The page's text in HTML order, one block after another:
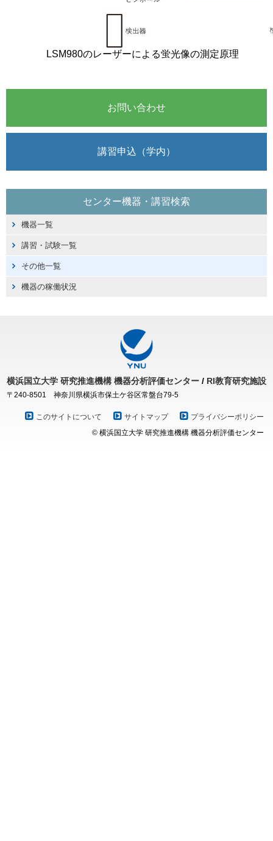
LSM980のレーザーによる蛍光像の測定原理
お問い合わせ
講習申込（学内）
センター機器・講習検索
機器一覧
講習・試験一覧
その他一覧
機器の稼働状況
横浜国立大学 研究推進機構 機器分析評価センター / RI教育研究施設
〒240-8501 神奈川県横浜市保土ケ谷区常盤台79-5
このサイトについて サイトマップ プライバシーポリシー
© 横浜国立大学 研究推進機構 機器分析評価センター